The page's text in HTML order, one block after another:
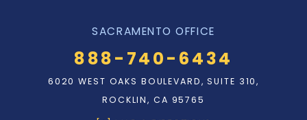
SACRAMENTO OFFICE
888-740-6434
6020 WEST OAKS BOULEVARD, SUITE 310,
ROCKLIN, CA 95765